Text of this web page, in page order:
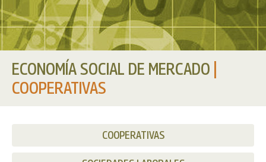
ECONOMÍA SOCIAL DE MERCADO
COOPERATIVAS
COOPERATIVAS